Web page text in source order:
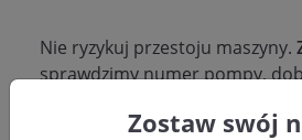
Nie ryzykuj przestoju maszyny.
sprawdzimy numer pompy,
pompy na wymianę albo nowej
Zostaw swój